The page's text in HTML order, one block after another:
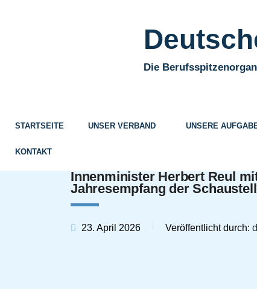
Die
STARTSEITE UNSER VERBAND UNSERE
KONTAKT
Innenminister Herbert Reul
Jahresempfang der
23. April 2026 Veröffentlicht durch: